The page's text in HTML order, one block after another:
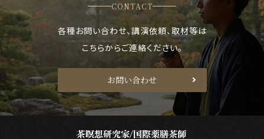
CONTACT
各種お問い合わせ、講演依頼、取材等は
こちらからご連絡ください。
お問い合わせ